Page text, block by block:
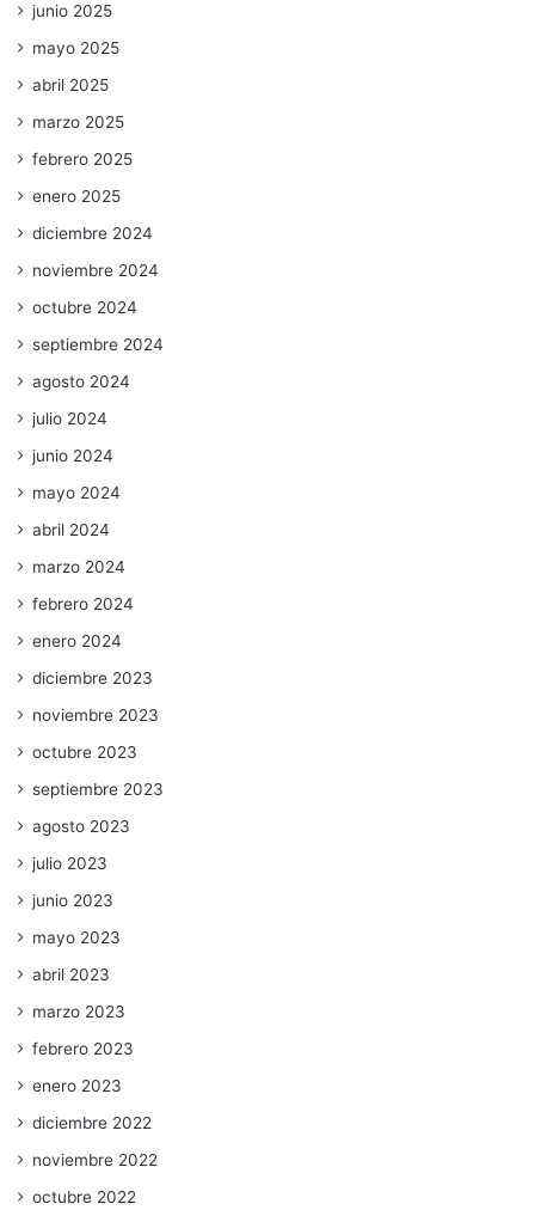
junio 2025
mayo 2025
abril 2025
marzo 2025
febrero 2025
enero 2025
diciembre 2024
noviembre 2024
octubre 2024
septiembre 2024
agosto 2024
julio 2024
junio 2024
mayo 2024
abril 2024
marzo 2024
febrero 2024
enero 2024
diciembre 2023
noviembre 2023
octubre 2023
septiembre 2023
agosto 2023
julio 2023
junio 2023
mayo 2023
abril 2023
marzo 2023
febrero 2023
enero 2023
diciembre 2022
noviembre 2022
octubre 2022